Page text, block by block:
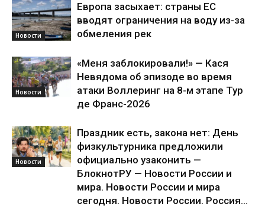
Новости
Европа засыхает: страны ЕС
вводят ограничения на воду из-за
обмеления рек
Новости
«Меня заблокировали!» — Кася
Невядома об эпизоде во время
атаки Воллеринг на 8-м этапе Тур
де Франс-2026
Новости
Праздник есть, закона нет: День
физкультурника предложили
официально узаконить —
БлокнотРУ — Новости России и
мира. Новости России и мира
сегодня. Новости России. Россия...